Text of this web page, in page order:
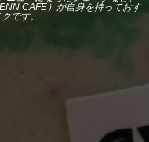
CAFE）が自身を持っておす
です。